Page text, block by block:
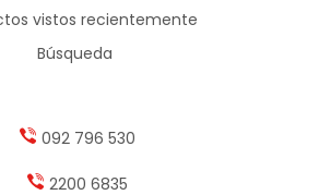
vistos recientemente
Búsqueda
092 796 530
2200 6835